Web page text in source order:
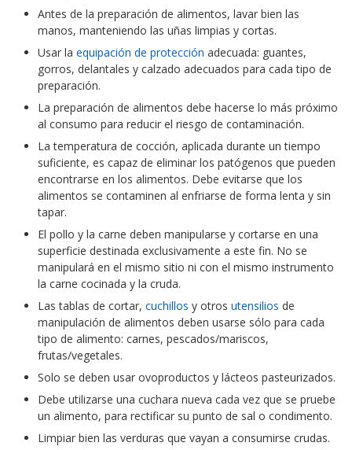
Antes de la preparación de alimentos, lavar bien las
manos, manteniendo las uñas limpias y cortas.
Usar la equipación de protección adecuada: guantes,
gorros, delantales y calzado adecuados para cada tipo de
preparación.
La preparación de alimentos debe hacerse lo más próximo
al consumo para reducir el riesgo de contaminación.
La temperatura de cocción, aplicada durante un tiempo
suficiente, es capaz de eliminar los patógenos que pueden
encontrarse en los alimentos. Debe evitarse que los
alimentos se contaminen al enfriarse de forma lenta y sin
tapar.
El pollo y la carne deben manipularse y cortarse en una
superficie destinada exclusivamente a este fin. No se
manipulará en el mismo sitio ni con el mismo instrumento
la carne cocinada y la cruda.
Las tablas de cortar, cuchillos y otros utensilios de
manipulación de alimentos deben usarse sólo para cada
tipo de alimento: carnes, pescados/mariscos,
frutas/vegetales.
Solo se deben usar ovoproductos y lácteos pasteurizados.
Debe utilizarse una cuchara nueva cada vez que se pruebe
un alimento, para rectificar su punto de sal o condimento.
Limpiar bien las verduras que vayan a consumirse crudas.